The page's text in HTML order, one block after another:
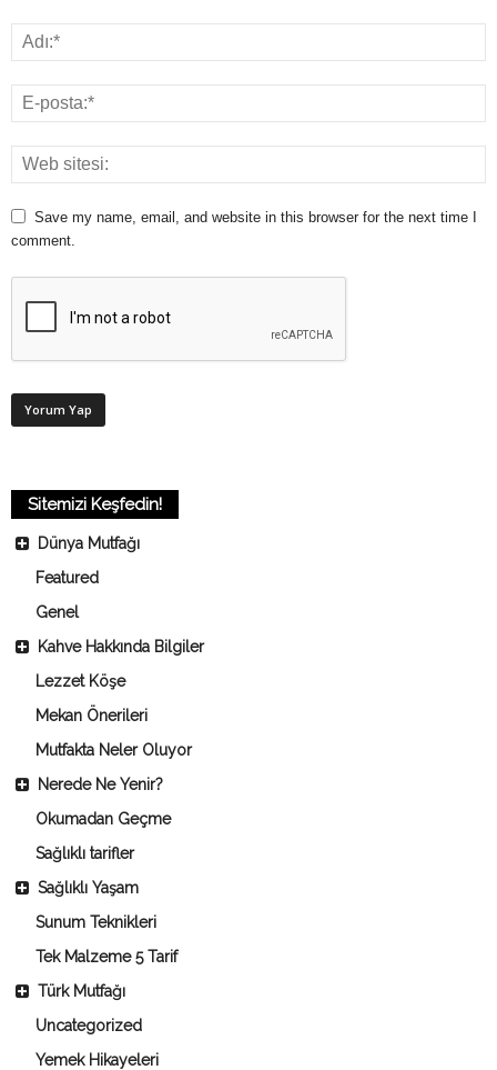
Save my name, email, and website in this browser for the next time I
comment.
Sitemizi Keşfedin!
Dünya Mutfağı
Featured
Genel
Kahve Hakkında Bilgiler
Lezzet Köşe
Mekan Önerileri
Mutfakta Neler Oluyor
Nerede Ne Yenir?
Okumadan Geçme
Sağlıklı tarifler
Sağlıklı Yaşam
Sunum Teknikleri
Tek Malzeme 5 Tarif
Türk Mutfağı
Uncategorized
Yemek Hikayeleri